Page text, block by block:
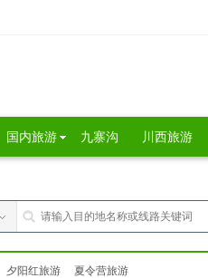
国内旅游 九寨沟 川西旅游
夕阳红旅游 夏令营旅游